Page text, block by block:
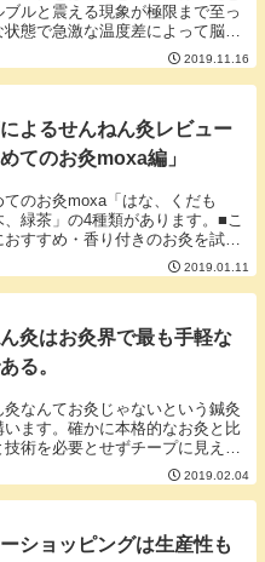
ブルと震える現象が極限まで至っ
態で急激な温度差によって脳の
荷がかかり破裂してしまうことで
直接障害が出るので最悪死に至る
温かいお風呂から上がり冷えた脱
2019.11.16
よるせんねん灸レビュー
めてのお灸moxa編」
のお灸moxa「はな、くだも
、緑茶」の4種類があります。■こ
おすすめ・香り付きのお灸を試し
方・せんねん灸ビギナーの方・手
インにお灸される方・熱いのは嫌
レインボーより少し弱めの熱感
2019.01.11
灸はお灸界で最も手軽な
る。
灸なんてお灸じゃないという鍼灸
います。確かに本格的なお灸と比
術を必要とせずチープに見える
。しかし私は手軽さで言えばどん
りも優秀だと思います。ドラッグ
手軽に買えて熱量は自由に選べて
2019.02.04
ーショッピングは生産性も